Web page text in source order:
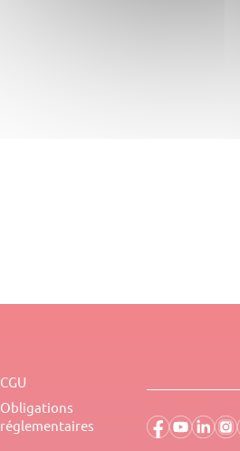
CGU
Obligations
réglementaires